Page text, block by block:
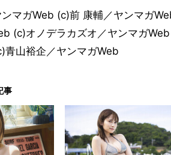
マガWeb (c)前 康輔／ヤンマガ
(c)オノデラカズオ／ヤンマガ
青山裕企／ヤンマガWeb
事